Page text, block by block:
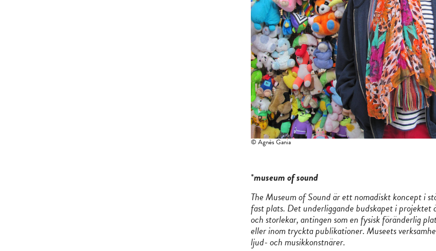
© Agnès Gania
*museum of sound
The Museum of Sound är ett nomadiskt koncept i
fast plats. Det underliggande budskapet i
och storlekar, antingen som en fysisk föränderlig
eller inom tryckta publikationer. Museets
ljud- och musikkonstnärer.